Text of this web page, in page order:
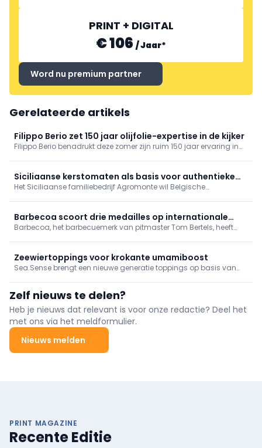
PRINT + DIGITAL
€ 106 /Jaar*
Word nu premium partner
Gerelateerde artikels
Filippo Berio zet 150 jaar olijfolie-expertise in de kijker
Filippo Berio benadrukt deze zomer zijn ruim 150 jaar ervaring in
vakmanschap.
Siciliaanse kerstomaten als basis voor authentieke
pastasaus
Het Siciliaanse familiebedrijf Agromonte wil Belgische
Barbecoa scoort drie medailles op internationale
smaakwedstrijd
Barbecoa, het barbecuemerk van pitmaster Tom Bertels, heeft
Zeewiertoppings voor krokante umamiboost
Sea.Sense brengt een nieuwe generatie toppings op basis van
één beweging extra crunch, umami en smaak geven.
Zelf nieuws te delen?
Heb je nieuws dat relevant is voor onze redactie? Deel het
met ons via het meldformulier.
Nieuws melden
PRINT MAGAZINE
Recente Editie